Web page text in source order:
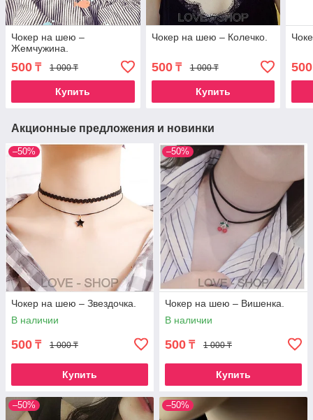
Чокер на шею –
Жемчужина.
500 ₸ 1 000 ₸
Купить
Чокер на шею – Колечко.
500₸ 1 000 ₸
Купить
500
Акционные предложения и новинки
–50%
Чокер на шею – Звездочка.
В наличии
500 ₸ 1 000 ₸
Купить
–50%
Чокер на шею – Вишенка.
В наличии
500 ₸ 1 000 ₸
Купить
–50% –50%